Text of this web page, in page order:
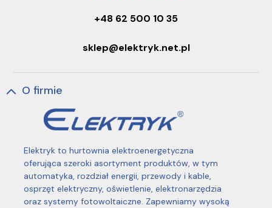
+48 62 500 10 35
sklep@elektryk.net.pl
O firmie
Elektryk to hurtownia elektroenergetyczna
oferująca szeroki asortyment produktów, w tym
automatyka, rozdział energii, przewody i kable,
osprzęt elektryczny, oświetlenie, elektronarzędzia
oraz systemy fotowoltaiczne. Zapewniamy wysoką